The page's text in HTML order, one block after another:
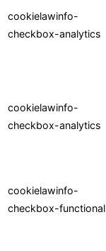
cookielawinfo-
checkbox-analytics
cookielawinfo-
checkbox-analytics
cookielawinfo-
checkbox-functional